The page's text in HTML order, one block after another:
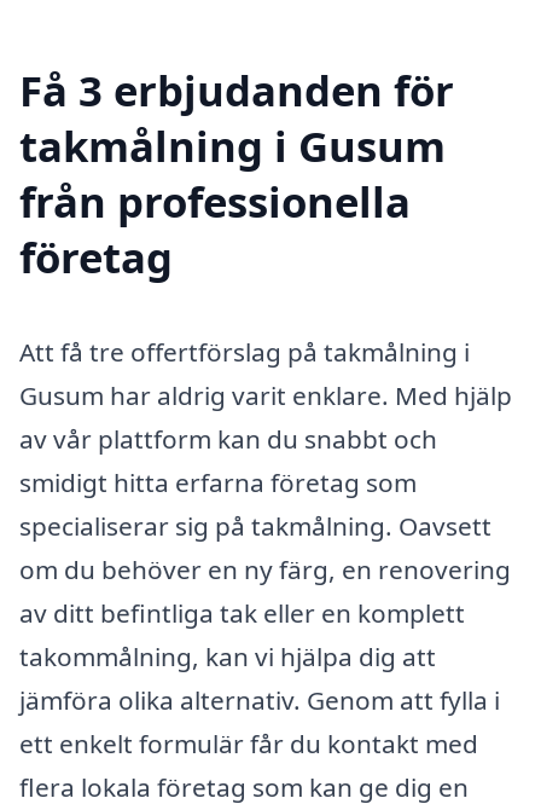
Få 3 erbjudanden för
takmålning i Gusum
från professionella
företag
Att få tre offertförslag på takmålning i
Gusum har aldrig varit enklare. Med hjälp
av vår plattform kan du snabbt och
smidigt hitta erfarna företag som
specialiserar sig på takmålning. Oavsett
om du behöver en ny färg, en renovering
av ditt befintliga tak eller en komplett
takommålning, kan vi hjälpa dig att
jämföra olika alternativ. Genom att fylla i
ett enkelt formulär får du kontakt med
flera lokala företag som kan ge dig en